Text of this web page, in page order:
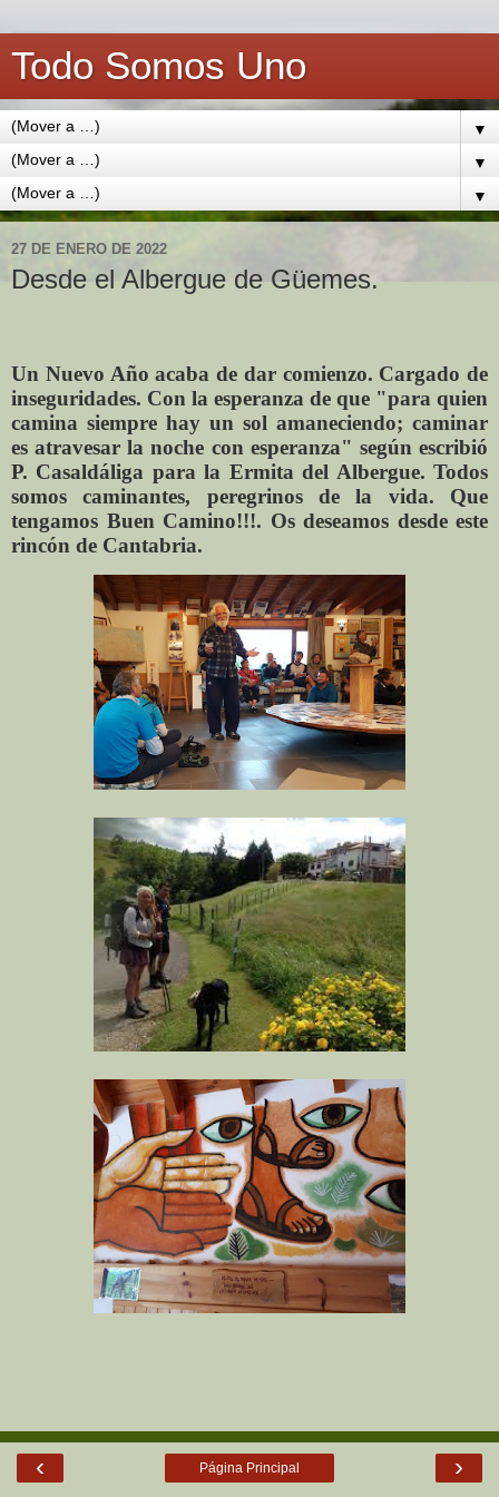
Todo Somos Uno
▼
▼
▼
27 DE ENERO DE 2022
Desde el Albergue de Güemes.
Un Nuevo Año acaba de dar comienzo. Cargado de
inseguridades. Con la esperanza de que "para quien
camina siempre hay un sol amaneciendo; caminar
es atravesar la noche con esperanza" según escribió
P. Casaldáliga para la Ermita del Albergue. Todos
somos caminantes, peregrinos de la vida. Que
tengamos Buen Camino!!!. Os deseamos desde este
rincón de Cantabria.
‹ ›
Página Principal